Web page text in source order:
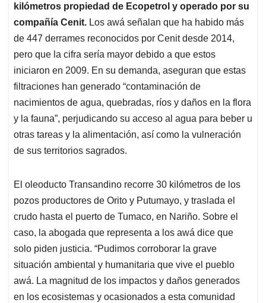
kilómetros propiedad de Ecopetrol y operado por su
compañía Cenit. Los awá señalan que ha habido más
de 447 derrames reconocidos por Cenit desde 2014,
pero que la cifra sería mayor debido a que estos
iniciaron en 2009. En su demanda, aseguran que estas
filtraciones han generado “contaminación de
nacimientos de agua, quebradas, ríos y daños en la flora
y la fauna”, perjudicando su acceso al agua para beber u
otras tareas y la alimentación, así como la vulneración
de sus territorios sagrados.
El oleoducto Transandino recorre 30 kilómetros de los
pozos productores de Orito y Putumayo, y traslada el
crudo hasta el puerto de Tumaco, en Nariño. Sobre el
caso, la abogada que representa a los awá dice que
solo piden justicia. “Pudimos corroborar la grave
situación ambiental y humanitaria que vive el pueblo
awá. La magnitud de los impactos y daños generados
en los ecosistemas y ocasionados a esta comunidad